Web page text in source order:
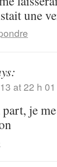
une
at 22 h
je